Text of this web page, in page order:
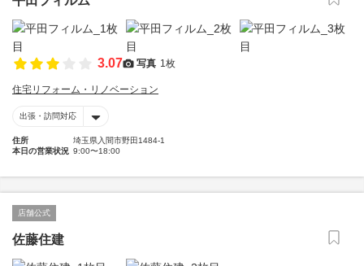
3.07 写真 1枚
住宅リフォーム・リノベーション
出張・訪問対応
住所
埼玉県入間市野田1484-1
本日の営業状況 9:00〜18:00
店舗公式
佐藤住建